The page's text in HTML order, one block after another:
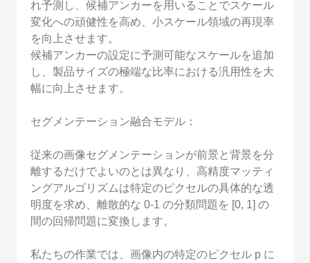
れ予測し、候補アンカーを用いることでスケール
変化への頑健性を高め、小スケール領域の再現率
を向上させます。
候補アンカーの設定に予測可能なスケールを追加
し、製品サイズの極端な比率における汎用性を大
幅に向上させます。
セグメンテーション融合モデル：
従来の画像セグメンテーションが前景と背景を分
離するだけでよいのとは異なり、高精度マッティ
ングアルゴリズムは特定のピクセルの具体的な透
明度を求め、離散的な 0-1 の分類問題を [0, 1] の
間の回帰問題に変換します。
私たちの作業では、画像内の特定のピクセル p に